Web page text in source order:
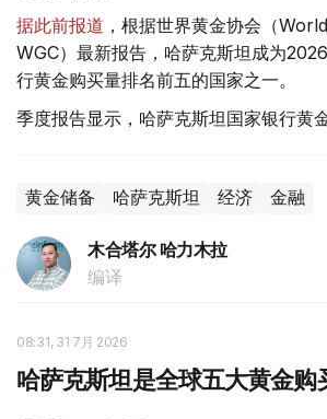
据此前报道 ，根据世界黄金协会（
WGC）最新报告，哈萨克斯坦成为
行黄金购买量排名前五的国家之一。
季度报告显示，哈萨克斯坦国家银行黄
黄金储备 哈萨克斯坦 经济 金融
木合塔尔 哈力木拉
编译
08:31, 31 7月 2026
哈萨克斯坦是全球五大黄金购